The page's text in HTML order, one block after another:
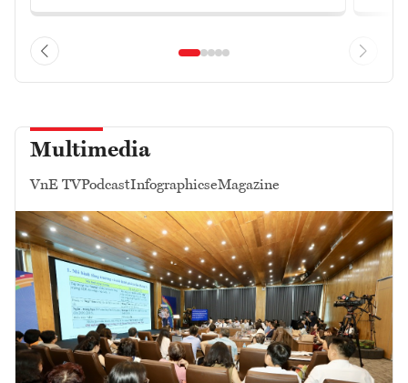
Multimedia
VnE TVPodcastInfographicseMagazine